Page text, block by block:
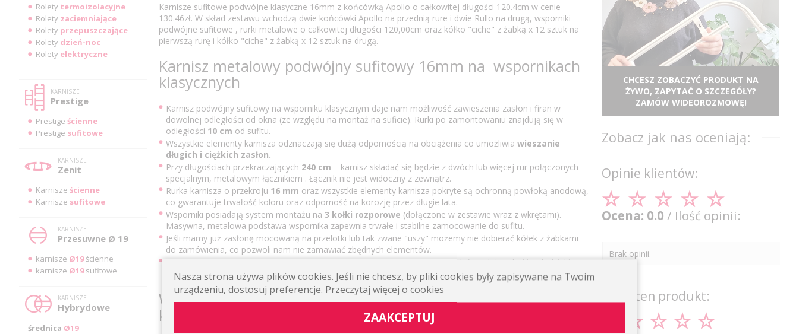
Rolety termoizolacyjne
Rolety zaciemniające
Rolety przepuszczające
Rolety dzień-noc
Rolety elektryczne
KARNISZE
Prestige
Prestige ścienne
Prestige sufitowe
KARNISZE
Zenit
Karnisze ścienne
Karnisze sufitowe
KARNISZE
Przesuwne Ø 19
karnisze Ø19ścienne
karnisze Ø19sufitowe
KARNISZE
Hybrydowe
średnica Ø19
Karnisze sufitowe podwójne klasyczne 16mm z końcówką Apollo o całkowitej długości 120.4cm w cenie
130.46zł. W skład zestawu wchodzą dwie końcówki Apollo na przednią rure i dwie Rullo na drugą, wsporniki
podwójne sufitowe , rurki metalowe o całkowitej długości 120,00cm oraz kółko "ciche" z żabką x 12 sztuk na
pierwszą rurę i kółko "ciche" z żabką x 12 sztuk na drugą.
Karnisz metalowy podwójny sufitowy 16mm na wspornikach
klasycznych
Karnisz podwójny sufitowy na wsporniku klasycznym daje nam możliwość zawieszenia zasłon i firan w
dowolnej odległości od okna (ze względu na montaż na suficie). Rurki po zamontowaniu znajdują się w
odległości 10 cm od sufitu.
Wszystkie elementy karnisza odznaczają się dużą odpornością na obciążenia co umożliwia wieszanie
długich i ciężkich zasłon.
Przy długościach przekraczających 240 cm – karnisz składać się będzie z dwóch lub więcej rur połączonych
specjalnym, metalowym łącznikiem . Łącznik nie jest widoczny z zewnątrz.
Rurka karnisza o przekroju 16 mm oraz wszystkie elementy karnisza pokryte są ochronną powłoką anodową,
co gwarantuje trwałość koloru oraz odporność na korozję przez długie lata.
Wsporniki posiadają system montażu na 3 kołki rozporowe (dołączone w zestawie wraz z wkrętami).
Masywna, metalowa podstawa wspornika zapewnia trwałe i stabilne zamocowanie do sufitu.
Jeśli mamy już zasłonę mocowaną na przelotki lub tak zwane "uszy" możemy nie dobierać kółek z żabkami
do zamówienia, co pozwoli nam nie zamawiać zbędnych elementów.
Możliwość tworzenia karniszy narożnych o dowolnym kącie rozwarcia, pojedyńczych i podwójnych dzięki
zastosowaniu łączników narożnych.
Wygląd karnisza podwójnego sufitowego na wspornikach
klasycznych
CHCESZ ZOBACZYĆ PRODUKT NA
ŻYWO, ZAPYTAĆ O SZCZEGÓŁY?
ZAMÓW WIDEOROZMOWĘ!
Zobacz jak nas oceniają:
Opinie klientów:
Ocena: 0.0 / Ilość opinii:
Brak opinii.
Oceń ten produkt:
Nasza strona używa plików cookies. Jeśli nie chcesz, by pliki cookies były zapisywane na Twoim
urządzeniu, dostosuj preferencje. Przeczytaj więcej o cookies
ZAAKCEPTUJ